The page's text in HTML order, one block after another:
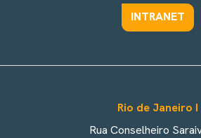
INTRANET
Rio de Janeiro I
Rua Conselheiro